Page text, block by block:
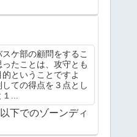
ケ部の顧問をするこ
たことは、攻守とも
ということですよ
ての得点を３点とし
...
下でのゾーンディ